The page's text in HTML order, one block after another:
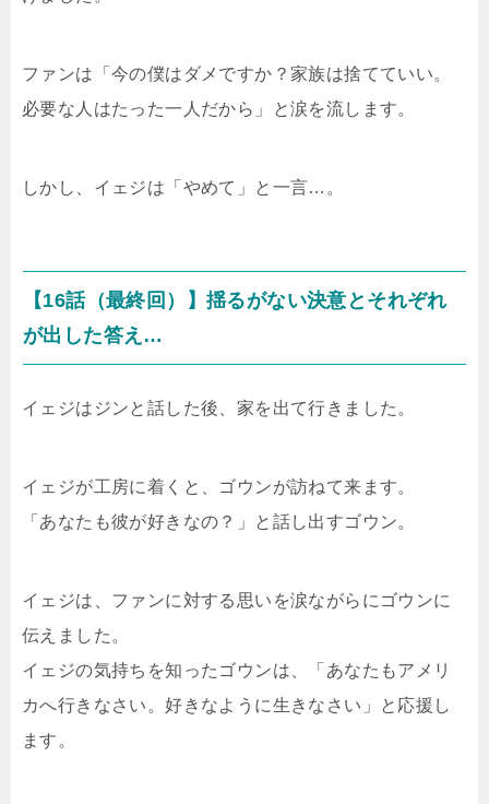
ファンは「今の僕はダメですか？家族は捨てていい。
必要な人はたった一人だから」と涙を流します。
しかし、イェジは「やめて」と一言…。
【16話（最終回）】揺るがない決意とそれぞれ
が出した答え…
イェジはジンと話した後、家を出て行きました。
イェジが工房に着くと、ゴウンが訪ねて来ます。
「あなたも彼が好きなの？」と話し出すゴウン。
イェジは、ファンに対する思いを涙ながらにゴウンに
伝えました。
イェジの気持ちを知ったゴウンは、「あなたもアメリ
カへ行きなさい。好きなように生きなさい」と応援し
ます。